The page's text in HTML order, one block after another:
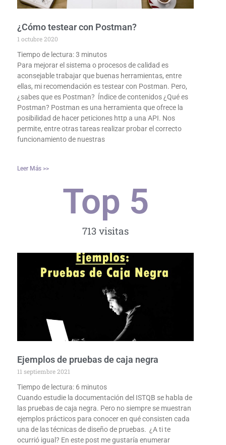
¿Cómo testear con Postman?
1 octubre 2020
Tiempo de lectura:3 minutos
Para mejorar el sistema o procesos de calidad es
aconsejable trabajar que buenas herramientas, entre
ellas, mi recomendación es testear con Postman. Pero,
¿sabes que es Postman? Índice de contenidos ¿Qué es
Postman? Postman es una herramienta que ofrece la
posibilidad de hacer peticiones http a una API. Nos
permite, entre otras tareas realizar probar el correcto
funcionamiento de nuestras
Leer Más >>
713 visitas
Top 5
Ejemplos de pruebas de caja negra
11 septiembre 2021
Tiempo de lectura: 6 minutos
Cuando estudie la documentación del ISTQB se habla de
las pruebas de caja negra. Pero no siempre se muestran
ejemplos prácticos para conocer en qué consisten cada
una de las técnicas de diseño de pruebas. ¿A ti te
ocurrió igual? En este post me gustaría enumerar